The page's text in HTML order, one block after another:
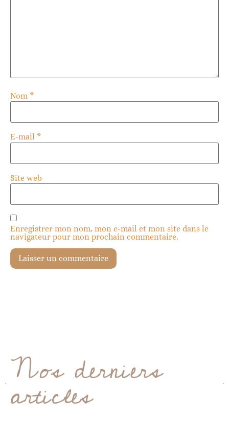
Nom *
E-mail *
Site web
Enregistrer mon nom, mon e-mail et mon site dans le
navigateur pour mon prochain commentaire.
Nos derniers
articles